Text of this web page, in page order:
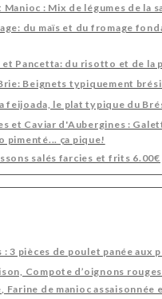
: Mix de légumes de la
du maïs et du fromage
Pancetta: du risotto et de
Beignets typiquement
feijoada, le plat typique du
et Caviar d'Aubergines :
pimenté... ça pique!
salés farcies et frits 6.00€
3 pièces de poulet panée aux
Compote d’oignons
Farine de manioc assaisonnée